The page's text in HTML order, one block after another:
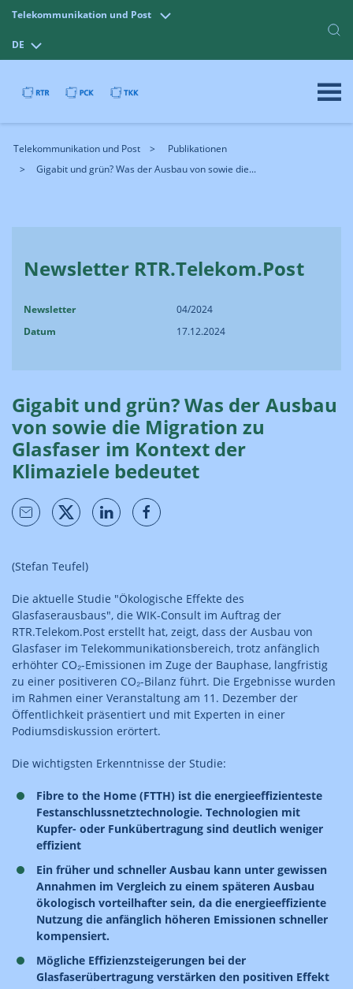
Telekommunikation und Post
DE
Telekommunikation und Post
Publikationen
Gigabit und grün? Was der Ausbau von sowie die...
Newsletter RTR.Telekom.Post
Newsletter
04/2024
Datum
17.12.2024
Gigabit und grün? Was der Ausbau
von sowie die Migration zu
Glasfaser im Kontext der
Klimaziele bedeutet
(Stefan Teufel)
Die aktuelle Studie "Ökologische Effekte des
Glasfaserausbaus", die WIK-Consult im Auftrag der
RTR.Telekom.Post erstellt hat, zeigt, dass der Ausbau von
Glasfaser im Telekommunikationsbereich, trotz anfänglich
erhöhter CO₂-Emissionen im Zuge der Bauphase, langfristig
zu einer positiveren CO₂-Bilanz führt. Die Ergebnisse wurden
im Rahmen einer Veranstaltung am 11. Dezember der
Öffentlichkeit präsentiert und mit Experten in einer
Podiumsdiskussion erörtert.
Die wichtigsten Erkenntnisse der Studie:
Fibre to the Home (FTTH) ist die energieeffizienteste
Festanschlussnetztechnologie. Technologien mit
Kupfer- oder Funkübertragung sind deutlich weniger
effizient
Ein früher und schneller Ausbau kann unter gewissen
Annahmen im Vergleich zu einem späteren Ausbau
ökologisch vorteilhafter sein, da die energieeffiziente
Nutzung die anfänglich höheren Emissionen schneller
kompensiert.
Mögliche Effizienzsteigerungen bei der
Glasfaserübertragung verstärken den positiven Effekt